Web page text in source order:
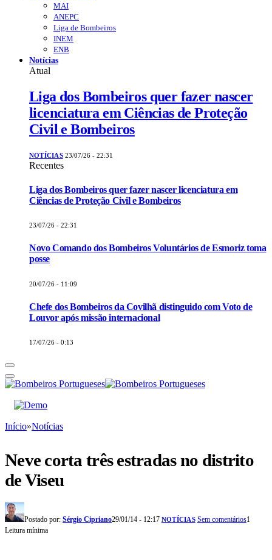
MAI
ANEPC
Liga de Bombeiros
INEM
ENB
Notícias
Atual
Liga dos Bombeiros quer fazer nascer
licenciatura em Ciências de Proteção
Civil e Bombeiros
NOTÍCIAS 23/07/26 - 22:31
Recentes
Liga dos Bombeiros quer fazer nascer licenciatura em
Ciências de Proteção Civil e Bombeiros
23/07/26 - 22:31
Novo Comando dos Bombeiros Voluntários de Esmoriz toma
posse
20/07/26 - 11:09
Chefe dos Bombeiros da Covilhã distinguido com Voto de
Louvor após missão internacional
17/07/26 - 0:13
Início»Notícias
Neve corta três estradas no distrito
de Viseu
Postado por: Sérgio Cipriano29/01/14 - 12:17 NOTÍCIAS Sem comentários1
Leitura mínima